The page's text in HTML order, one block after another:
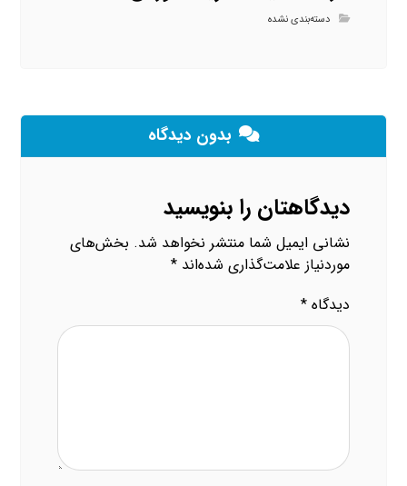
دسته‌بندی نشده
بدون دیدگاه
دیدگاهتان را بنویسید
نشانی ایمیل شما منتشر نخواهد شد. بخش‌های
موردنیاز علامت‌گذاری شده‌اند*
دیدگاه*